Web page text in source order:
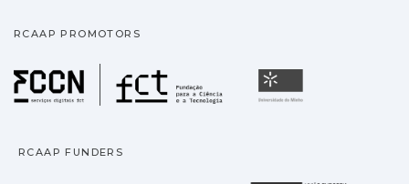
RCAAP PROMOTORS
Fundação para a
RCAAP FUNDERS